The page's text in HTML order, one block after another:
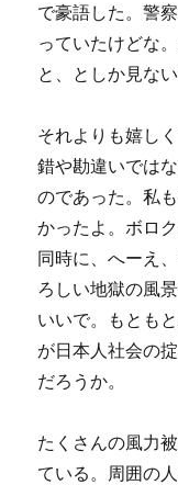
で豪語した。警
っていたけどな
と、としか見ない
それよりも嬉し
錯や勘違いでは
のであった。私
かったよ。ボロ
同時に、へーえ
ろしい地獄の風
いいで。もとも
が日本人社会の
だろうか。
たくさんの風力
ている。周囲の